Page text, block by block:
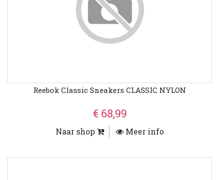
Reebok Classic Sneakers CLASSIC NYLON
€ 68,99
Naar shop Meer info